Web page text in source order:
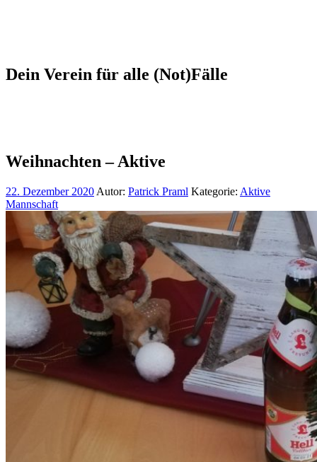
Dein Verein für alle (Not)Fälle
Weihnachten – Aktive
22. Dezember 2020 Autor: Patrick Praml Kategorie: Aktive
Mannschaft